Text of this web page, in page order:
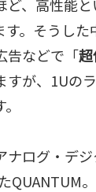
、高性能
。そうし
告などで「
が、1Uの
ナログ・デ